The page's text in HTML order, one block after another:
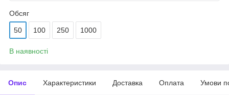
Обсяг
50 100 250 1000
В наявності
Опис Характеристики Доставка Оплата Умови